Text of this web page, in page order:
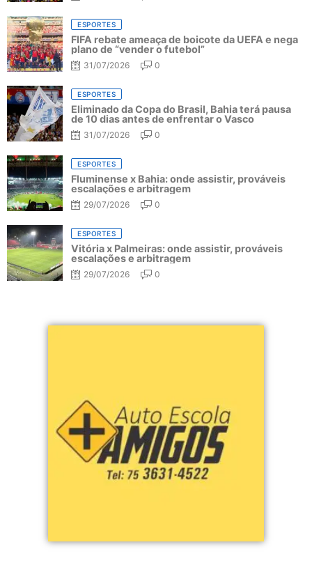
ESPORTES
FIFA rebate ameaça de boicote da UEFA e nega
plano de “vender o futebol”
31/07/2026 0
ESPORTES
Eliminado da Copa do Brasil, Bahia terá pausa
de 10 dias antes de enfrentar o Vasco
31/07/2026 0
ESPORTES
Fluminense x Bahia: onde assistir, prováveis
escalações e arbitragem
29/07/2026 0
ESPORTES
Vitória x Palmeiras: onde assistir, prováveis
escalações e arbitragem
29/07/2026 0